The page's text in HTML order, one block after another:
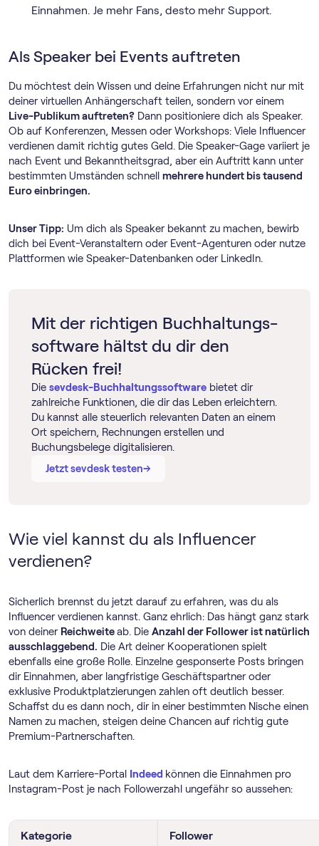
Einnahmen. Je mehr Fans, desto mehr Support.
Als Speaker bei Events auftreten
Du möchtest dein Wissen und deine Erfahrungen nicht nur mit
deiner virtuellen Anhängerschaft teilen, sondern vor einem
Live-Publikum auftreten? Dann positioniere dich als Speaker.
Ob auf Konferenzen, Messen oder Workshops: Viele Influencer
verdienen damit richtig gutes Geld. Die Speaker-Gage variiert je
nach Event und Bekanntheitsgrad, aber ein Auftritt kann unter
bestimmten Umständen schnell mehrere hundert bis tausend
Euro einbringen.
Unser Tipp: Um dich als Speaker bekannt zu machen, bewirb
dich bei Event-Veranstaltern oder Event-Agenturen oder nutze
Plattformen wie Speaker-Datenbanken oder LinkedIn.
Mit der richtigen Buch­haltungs­
software hältst du dir den
Rücken frei!
Die sevdesk-Buch­haltungs­software bietet dir
zahlreiche Funktionen, die dir das Leben erleichtern.
Du kannst alle steuerlich relevanten Daten an einem
Ort speichern, Rechnungen erstellen und
Buchungsbelege digitalisieren.
Jetzt sevdesk testen→
→
Wie viel kannst du als Influencer
verdienen?
Sicherlich brennst du jetzt darauf zu erfahren, was du als
Influencer verdienen kannst. Ganz ehrlich: Das hängt ganz stark
von deiner Reichweiteab. Die Anzahl der Follower ist natürlich
ausschlaggebend. Die Art deiner Kooperationen spielt
ebenfalls eine große Rolle. Einzelne gesponserte Posts bringen
dir Einnahmen, aber langfristige Geschäftspartner oder
exklusive Produktplatzierungen zahlen oft deutlich besser.
Schaffst du es dann noch, dir in einer bestimmten Nische einen
Namen zu machen, steigen deine Chancen auf richtig gute
Premium-Partnerschaften.
Laut dem Karriere-Portal Indeed können die Einnahmen pro
Instagram-Post je nach Followerzahl ungefähr so aussehen:
Kategorie Follower